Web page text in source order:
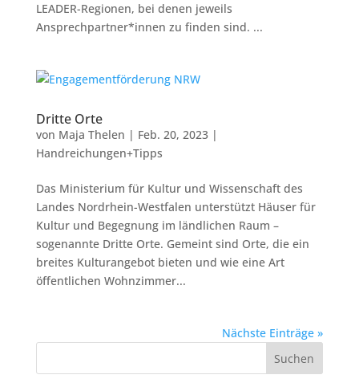
LEADER-Regionen, bei denen jeweils
Ansprechpartner*innen zu finden sind. ...
Dritte Orte
von Maja Thelen | Feb. 20, 2023|
Handreichungen+Tipps
Das Ministerium für Kultur und Wissenschaft des
Landes Nordrhein-Westfalen unterstützt Häuser für
Kultur und Begegnung im ländlichen Raum –
sogenannte Dritte Orte. Gemeint sind Orte, die ein
breites Kulturangebot bieten und wie eine Art
öffentlichen Wohnzimmer...
Nächste Einträge »
Suchen